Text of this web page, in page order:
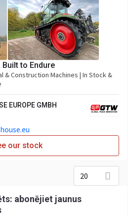
to Endure
& Construction Machines | In Stock &
EUROPE GMBH
our stock
20
abonējiet jaunus